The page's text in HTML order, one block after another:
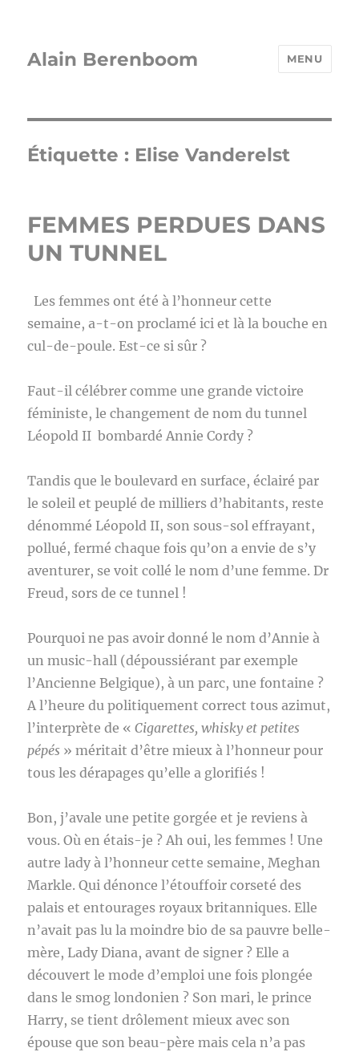
Alain Berenboom MENU
Étiquette : Elise Vanderelst
FEMMES PERDUES DANS
UN TUNNEL
Les femmes ont été à l’honneur cette
semaine, a-t-on proclamé ici et là la bouche en
cul-de-poule. Est-ce si sûr ?
Faut-il célébrer comme une grande victoire
féministe, le changement de nom du tunnel
Léopold II bombardé Annie Cordy ?
Tandis que le boulevard en surface, éclairé par
le soleil et peuplé de milliers d’habitants, reste
dénommé Léopold II, son sous-sol effrayant,
pollué, fermé chaque fois qu’on a envie de s’y
aventurer, se voit collé le nom d’une femme. Dr
Freud, sors de ce tunnel !
Pourquoi ne pas avoir donné le nom d’Annie à
un music-hall (dépoussiérant par exemple
l’Ancienne Belgique), à un parc, une fontaine ?
A l’heure du politiquement correct tous azimut,
l’interprète de «Cigarettes, whisky et petites
pépés » méritait d’être mieux à l’honneur pour
tous les dérapages qu’elle a glorifiés !
Bon, j’avale une petite gorgée et je reviens à
vous. Où en étais-je ? Ah oui, les femmes ! Une
autre lady à l’honneur cette semaine, Meghan
Markle. Qui dénonce l’étouffoir corseté des
palais et entourages royaux britanniques. Elle
n’avait pas lu la moindre bio de sa pauvre belle-
mère, Lady Diana, avant de signer ? Elle a
découvert le mode d’emploi une fois plongée
dans le smog londonien ? Son mari, le prince
Harry, se tient drôlement mieux avec son
épouse que son beau-père mais cela n’a pas